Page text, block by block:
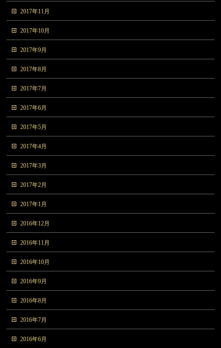
2017年11月
2017年10月
2017年9月
2017年8月
2017年7月
2017年6月
2017年5月
2017年4月
2017年3月
2017年2月
2017年1月
2016年12月
2016年11月
2016年10月
2016年9月
2016年8月
2016年7月
2016年6月